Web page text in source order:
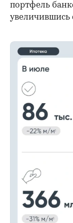
портфель
увеличившись